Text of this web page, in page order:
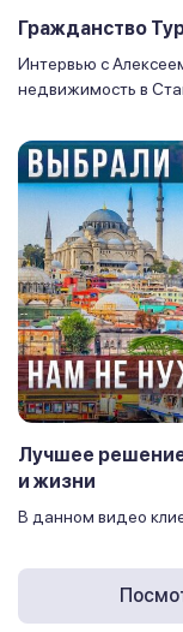
Гражданство
Интервью с
недвижимость в
Лучшее
и жизни
В данном видео